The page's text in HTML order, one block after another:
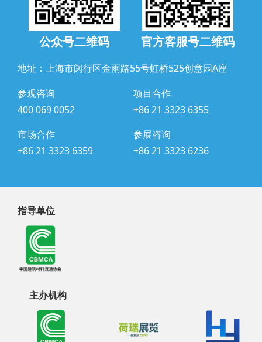
公众号二维码 官方客服号二维码
地址：上海市闵行区金雨路55号虹桥525创意园A座
参观咨询
400 069 0052
项目合作
+86 21 3323 6355
市场合作
+86 21 3323 6359
参展咨询
+86 21 3323 6236
指导单位
主办机构